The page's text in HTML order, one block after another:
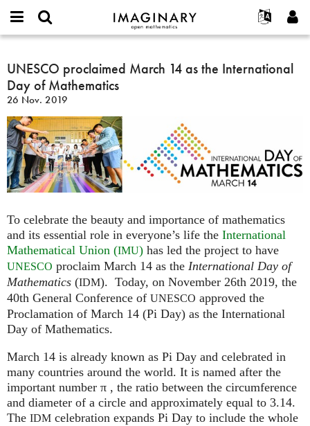
IMAGINARY
open
Français
Español
Türkçe
Programme
Filme
Texte
Ausstellungen
Projekte
or
username
*
Passwort
*
Neues Benutzerkonto erstellen
Neues Passwort anfordern
Suche
UNESCO
proclaimed
March
14
as
the
International
Day
of
Mathematics
UNESCO proclaimed March 14 as the International
Day of Mathematics
26 Nov. 2019
To celebrate the beauty and importance of mathematics
and its essential role in everyone’s life the International
Mathematical Union (IMU) has led the project to have
UNESCO proclaim March 14 as the International Day of
Mathematics (IDM). Today, on November 26th 2019, the
40th General Conference of UNESCO approved the
Proclamation of March 14 (Pi Day) as the International
Day of Mathematics.
March 14 is already known as Pi Day and celebrated in
many countries around the world. It is named after the
important number π , the ratio between the circumference
and diameter of a circle and approximately equal to 3.14.
The IDM celebration expands Pi Day to include the whole